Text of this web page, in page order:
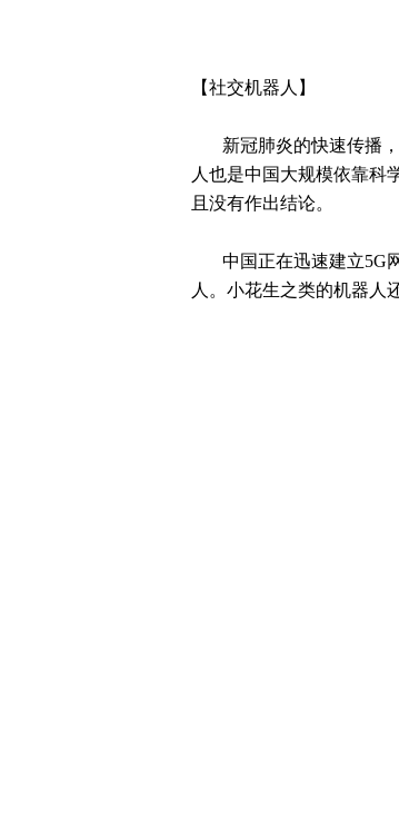
【社交机器人】
新冠肺炎的快速传播
人也是中国大规模依靠科
且没有作出结论。
中国正在迅速建立5G网
人。小花生之类的机器人